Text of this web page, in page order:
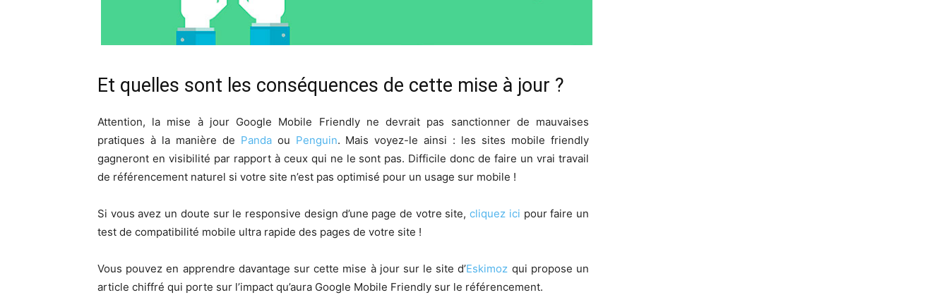
Et quelles sont les conséquences de cette mise à jour ?
Attention, la mise à jour Google Mobile Friendly ne devrait pas sanctionner de mauvaises
pratiques à la manière de Pandaou Penguin. Mais voyez-le ainsi : les sites mobile friendly
gagneront en visibilité par rapport à ceux qui ne le sont pas. Difficile donc de faire un vrai travail
de référencement naturel si votre site n’est pas optimisé pour un usage sur mobile !
Si vous avez un doute sur le responsive design d’une page de votre site,cliquez ici pour faire un
test de compatibilité mobile ultra rapide des pages de votre site !
Vous pouvez en apprendre davantage sur cette mise à jour sur le site d’Eskimoz qui propose un
article chiffré qui porte sur l’impact qu’aura Google Mobile Friendly sur le référencement.